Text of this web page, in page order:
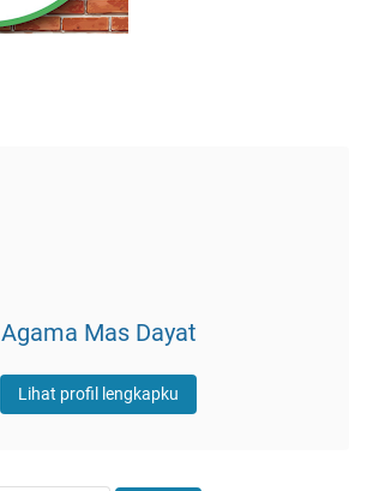
Agama Mas Dayat
Lihat profil lengkapku